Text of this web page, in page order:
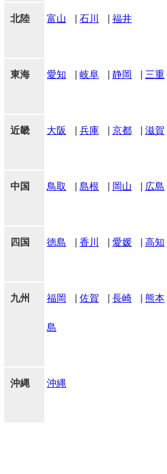
北陸 富山 石川 福井
東海 愛知 岐阜 静岡 三重
近畿 大阪 兵庫 京都 滋賀
中国 鳥取 島根 岡山 広島
四国 徳島 香川 愛媛 高知
九州 福岡 佐賀 長崎 熊本
島
沖縄 沖縄